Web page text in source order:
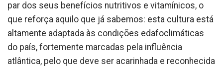
par dos seus benefícios nutritivos e vitamínicos, o
que reforça aquilo que já sabemos: esta cultura está
altamente adaptada às condições edafoclimáticas
do país, fortemente marcadas pela influência
atlântica, pelo que deve ser acarinhada e reconhecida